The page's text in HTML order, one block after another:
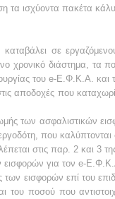
ισχύοντα πακέτα
καταβάλει σε
χρονικό διάστημα,
του e-Ε.Φ.Κ.Α. και
αποδοχές που
των ασφαλιστικών
που
στις παρ. 2 και 3
εισφορών για τον e-
εισφορών επί του
ποσού που